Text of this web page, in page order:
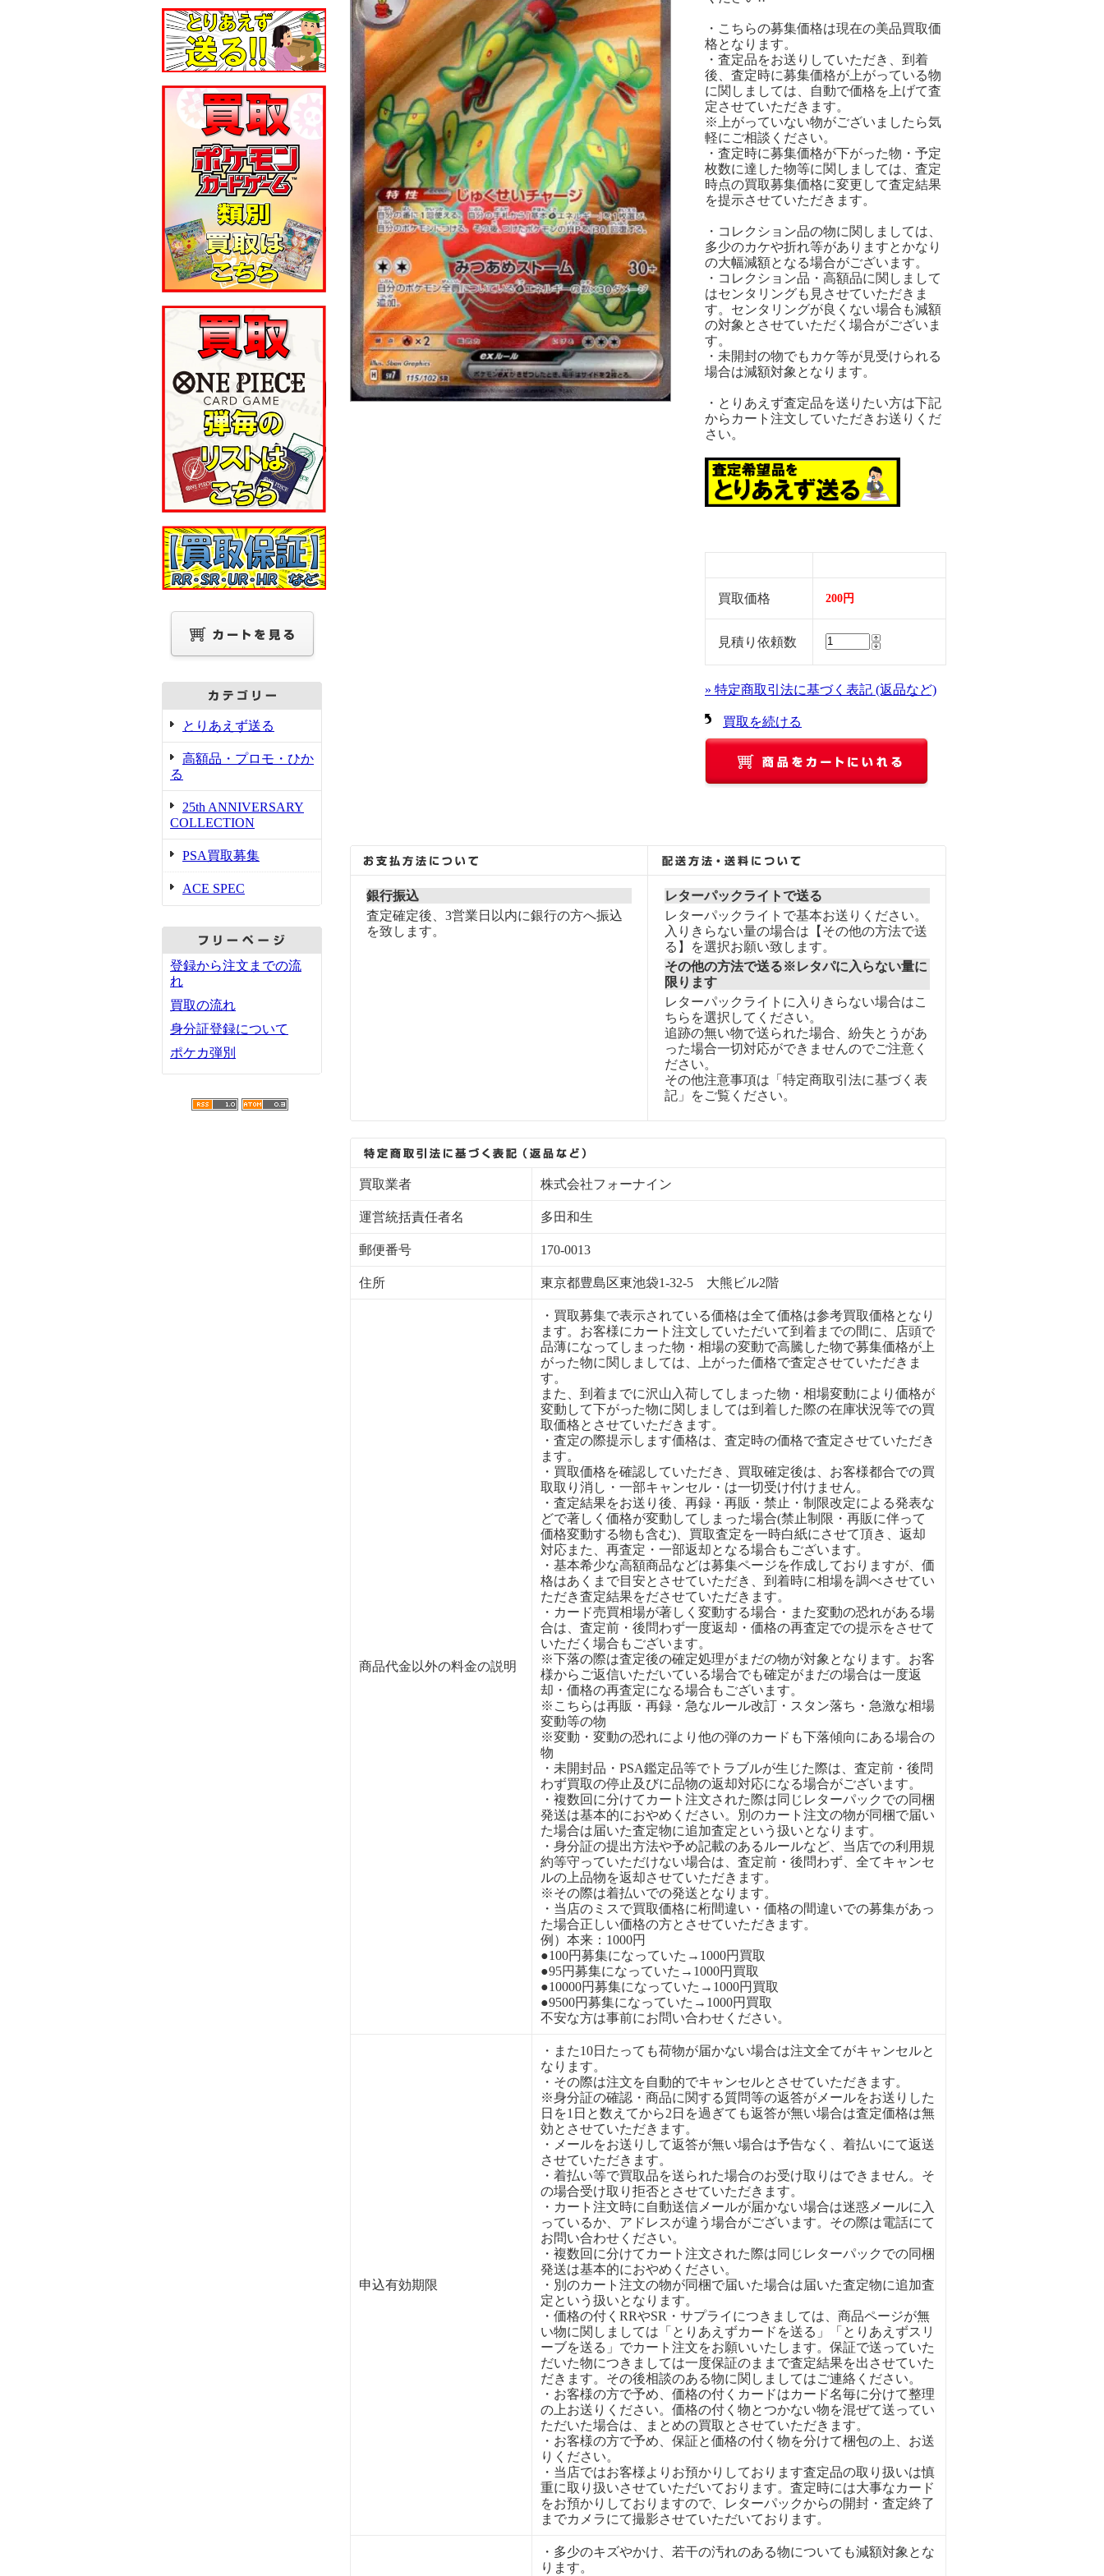
とりあえず送る
高額品・プロモ・ひか
る
25th ANNIVERSARY
COLLECTION
PSA買取募集
ACE SPEC
登録から注文までの流
れ
買取の流れ
身分証登録について
ポケカ弾別
・こちらの募集価格は現在の美品買取価
格となります。
・査定品をお送りしていただき、到着
後、査定時に募集価格が上がっている物
に関しましては、自動で価格を上げて査
定させていただきます。
※上がっていない物がございましたら気
軽にご相談ください。
・査定時に募集価格が下がった物・予定
枚数に達した物等に関しましては、査定
時点の買取募集価格に変更して査定結果
を提示させていただきます。
・コレクション品の物に関しましては、
多少のカケや折れ等がありますとかなり
の大幅減額となる場合がございます。
・コレクション品・高額品に関しまして
はセンタリングも見させていただきま
す。センタリングが良くない場合も減額
の対象とさせていただく場合がございま
す。
・未開封の物でもカケ等が見受けられる
場合は減額対象となります。
・とりあえず査定品を送りたい方は下記
からカート注文していただきお送りくだ
さい。
買取価格 200円
見積り依頼数
» 特定商取引法に基づく表記 (返品など)
買取を続ける
銀行振込
査定確定後、3営業日以内に銀行の方へ振込
を致します。
レターパックライトで送る
レターパックライトで基本お送りください。
入りきらない量の場合は【その他の方法で送
る】を選択お願い致します。
その他の方法で送る※レタパに入らない量に
限ります
レターパックライトに入りきらない場合はこ
ちらを選択してください。
追跡の無い物で送られた場合、紛失とうがあ
った場合一切対応ができませんのでご注意く
ださい。
その他注意事項は「特定商取引法に基づく表
記」をご覧ください。
買取業者 株式会社フォーナイン
運営統括責任者名 多田和生
郵便番号 170-0013
住所 東京都豊島区東池袋1-32-5 大熊ビル2階
商品代金以外の料金の説明
・買取募集で表示されている価格は全て価格は参考買取価格となり
ます。お客様にカート注文していただいて到着までの間に、店頭で
品薄になってしまった物・相場の変動で高騰した物で募集価格が上
がった物に関しましては、上がった価格で査定させていただきま
す。
また、到着までに沢山入荷してしまった物・相場変動により価格が
変動して下がった物に関しましては到着した際の在庫状況等での買
取価格とさせていただきます。
・査定の際提示します価格は、査定時の価格で査定させていただき
ます。
・買取価格を確認していただき、買取確定後は、お客様都合での買
取取り消し・一部キャンセル・は一切受け付けません。
・査定結果をお送り後、再録・再販・禁止・制限改定による発表な
どで著しく価格が変動してしまった場合(禁止制限・再販に伴って
価格変動する物も含む)、買取査定を一時白紙にさせて頂き、返却
対応また、再査定・一部返却となる場合もございます。
・基本希少な高額商品などは募集ページを作成しておりますが、価
格はあくまで目安とさせていただき、到着時に相場を調べさせてい
ただき査定結果をださせていただきます。
・カード売買相場が著しく変動する場合・また変動の恐れがある場
合は、査定前・後問わず一度返却・価格の再査定での提示をさせて
いただく場合もございます。
※下落の際は査定後の確定処理がまだの物が対象となります。お客
様からご返信いただいている場合でも確定がまだの場合は一度返
却・価格の再査定になる場合もございます。
※こちらは再販・再録・急なルール改訂・スタン落ち・急激な相場
変動等の物
※変動・変動の恐れにより他の弾のカードも下落傾向にある場合の
物
・未開封品・PSA鑑定品等でトラブルが生じた際は、査定前・後問
わず買取の停止及びに品物の返却対応になる場合がございます。
・複数回に分けてカート注文された際は同じレターパックでの同梱
発送は基本的におやめください。別のカート注文の物が同梱で届い
た場合は届いた査定物に追加査定という扱いとなります。
・身分証の提出方法や予め記載のあるルールなど、当店での利用規
約等守っていただけない場合は、査定前・後問わず、全てキャンセ
ルの上品物を返却させていただきます。
※その際は着払いでの発送となります。
・当店のミスで買取価格に桁間違い・価格の間違いでの募集があっ
た場合正しい価格の方とさせていただきます。
例）本来：1000円
●100円募集になっていた→1000円買取
●95円募集になっていた→1000円買取
●10000円募集になっていた→1000円買取
●9500円募集になっていた→1000円買取
不安な方は事前にお問い合わせください。
申込有効期限
・また10日たっても荷物が届かない場合は注文全てがキャンセルと
なります。
・その際は注文を自動的でキャンセルとさせていただきます。
※身分証の確認・商品に関する質問等の返答がメールをお送りした
日を1日と数えてから2日を過ぎても返答が無い場合は査定価格は無
効とさせていただきます。
・メールをお送りして返答が無い場合は予告なく、着払いにて返送
させていただきます。
・着払い等で買取品を送られた場合のお受け取りはできません。そ
の場合受け取り拒否とさせていただきます。
・カート注文時に自動送信メールが届かない場合は迷惑メールに入
っているか、アドレスが違う場合がございます。その際は電話にて
お問い合わせください。
・複数回に分けてカート注文された際は同じレターパックでの同梱
発送は基本的におやめください。
・別のカート注文の物が同梱で届いた場合は届いた査定物に追加査
定という扱いとなります。
・価格の付くRRやSR・サプライにつきましては、商品ページが無
い物に関しましては「とりあえずカードを送る」「とりあえずスリ
ーブを送る」でカート注文をお願いいたします。保証で送っていた
だいた物につきましては一度保証のままで査定結果を出させていた
だきます。その後相談のある物に関しましてはご連絡ください。
・お客様の方で予め、価格の付くカードはカード名毎に分けて整理
の上お送りください。価格の付く物とつかない物を混ぜて送ってい
ただいた場合は、まとめの買取とさせていただきます。
・お客様の方で予め、保証と価格の付く物を分けて梱包の上、お送
りください。
・当店ではお客様よりお預かりしております査定品の取り扱いは慎
重に取り扱いさせていただいております。査定時には大事なカード
をお預かりしておりますので、レターパックからの開封・査定終了
までカメラにて撮影させていただいております。
・多少のキズやかけ、若干の汚れのある物についても減額対象とな
ります。